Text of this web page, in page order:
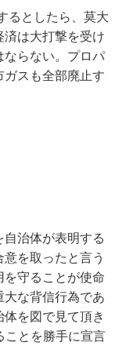
るとしたら、莫大
済は大打撃を受け
ならない。プロパ
ガスも全部廃止す
治体が表明する
を取ったと言う
守ることが使命
大な背信行為であ
を図で見て頂き
ことを勝手に宣言